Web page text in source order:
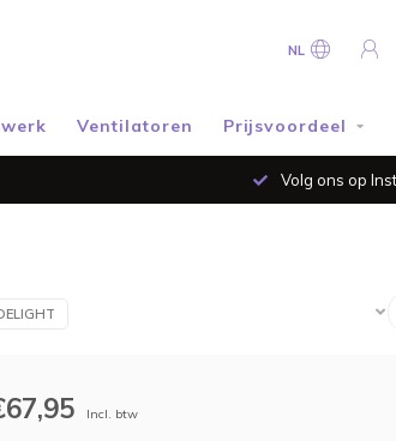
NL
Ventilatoren Prijsvoordeel
Volg ons op
Incl. btw